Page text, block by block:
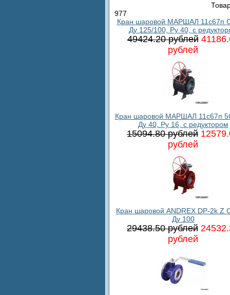
977
Кран шаровой МАРШАЛ 11с67п
Ду 125/100, Ру 40, с
49424.20 рублей
рублей
Кран шаровой МАРШАЛ 11с67п
Ду 40, Ру 16, с редуктором
15094.80 рублей
рублей
Кран шаровой ANDREX DP-2k Z
Ду 100
29438.50 рублей
рублей